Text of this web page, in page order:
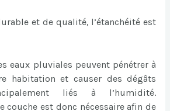
et de qualité, l’étanchéité est
eaux pluviales peuvent pénétrer à
habitation et causer des dégâts
liés à l’humidité.
couche est donc nécessaire afin de